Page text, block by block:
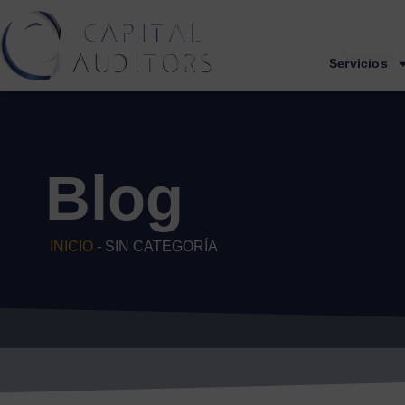
Servicios
Servicios
Blog
INICIO - SIN CATEGORÍA